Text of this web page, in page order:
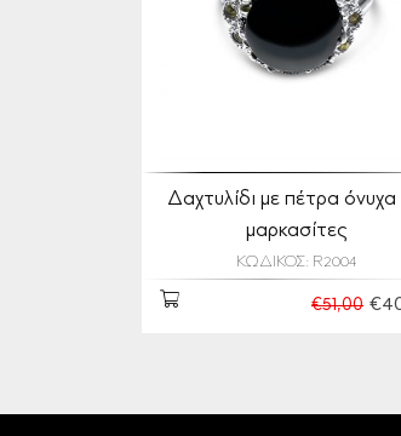
Δαχτυλίδι με πέτρα όνυχα
μαρκασίτες
ΚΩΔΙΚΟΣ: R2004
€51,00